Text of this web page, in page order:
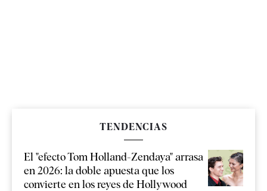
TENDENCIAS
El "efecto Tom Holland-Zendaya" arrasa
en 2026: la doble apuesta que los
convierte en los reyes de Hollywood